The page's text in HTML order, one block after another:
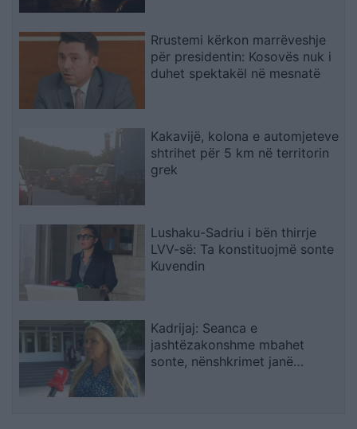
Rrustemi kërkon marrëveshje
për presidentin: Kosovës nuk i
duhet spektakël në mesnatë
Kakavijë, kolona e automjeteve
shtrihet për 5 km në territorin
grek
Lushaku-Sadriu i bën thirrje
LVV-së: Ta konstituojmë sonte
Kuvendin
Kadrijaj: Seanca e
jashtëzakonshme mbahet
sonte, nënshkrimet janë